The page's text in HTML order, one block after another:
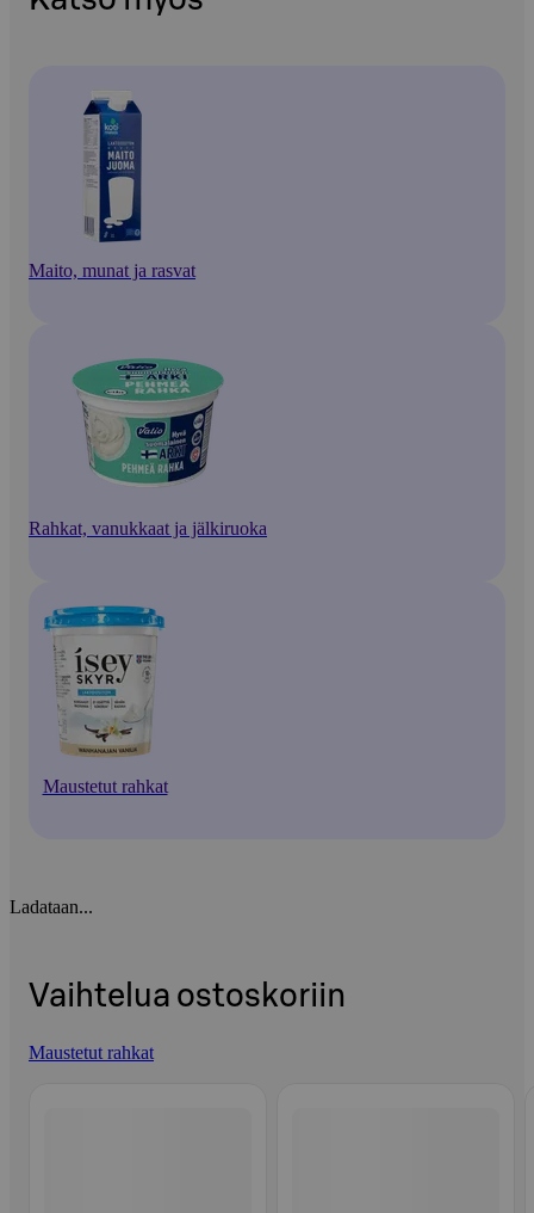
Maito, munat ja rasvat
Rahkat, vanukkaat ja jälkiruoka
Maustetut rahkat
Ladataan...
Vaihtelua ostoskoriin
Maustetut rahkat